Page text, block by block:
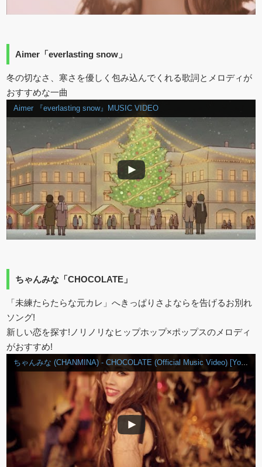
Aimer「everlasting snow」
冬の切なさ、寒さを優しく包み込んでくれる歌詞とメロディが
おすすめな一曲
Aimer 『everlasting snow』MUSIC VIDEO
ちゃんみな「CHOCOLATE」
「未練たらたらな元カレ」へきっぱりさよならを告げるお別れ
ソング!
新しい恋を探す!ノリノリなヒップホップ×ポップスのメロディ
がおすすめ!
ちゃんみな (CHANMINA) - CHOCOLATE (Official Music Video) [YouTube Ver.]